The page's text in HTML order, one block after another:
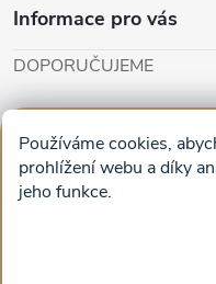
Používáme cookies,
prohlížení webu a díky
jeho funkce.
Informace pro vás
DOPORUČUJEME
Obrazy na plátně na zeď a
Facebook